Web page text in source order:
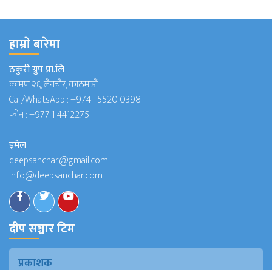
हाम्राे बारेमा
ठकुरी ग्रुप प्रा.लि
कामपा २६, लैनचौर, काठमाडौं
Call/WhatsApp :+974 - 5520 0398
फोन :+977-1-4412275
इमेल
deepsanchar@gmail.com
info@deepsanchar.com
दीप सञ्चार टिम
प्रकाशक